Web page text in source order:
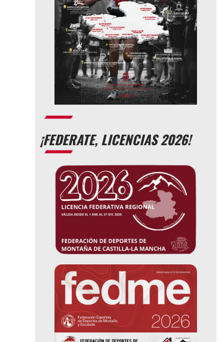
¡FEDERATE, LICENCIAS 2026!